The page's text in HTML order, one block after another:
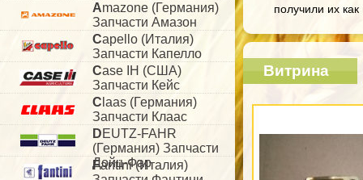
Amazone (Германия)
Запчасти Амазон
Capello (Италия)
Запчасти Капелло
Case IH (США)
Запчасти Кейс
C laas (Германия)
Запчасти Клаас
DEUTZ-FAHR
(Германия) Запчасти
Дойц-Фар
Fantini (Италия)
получили их
Витрина